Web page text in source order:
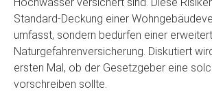
Standard-Deckung einer
umfasst, sondern bedürfen einer
Naturgefahrenversicherung. Diskutiert
ersten Mal, ob der Gesetzgeber eine
vorschreiben sollte.